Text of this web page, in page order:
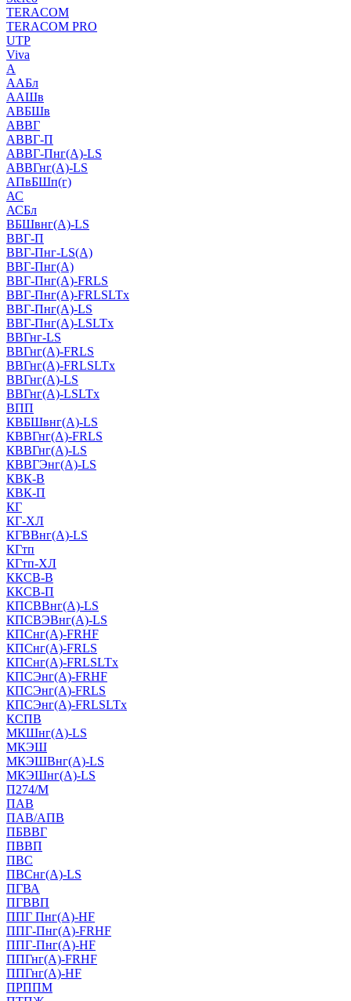
TERACOM
TERACOM PRO
UTP
Viva
А
ААБл
ААШв
АВБШв
АВВГ
АВВГ-П
АВВГ-Пнг(А)-LS
АВВГнг(А)-LS
АПвБШп(г)
АС
АСБл
ВБШвнг(А)-LS
ВВГ-П
ВВГ-Пнг-LS(А)
ВВГ-Пнг(А)
ВВГ-Пнг(А)-FRLS
ВВГ-Пнг(А)-FRLSLTx
ВВГ-Пнг(А)-LS
ВВГ-Пнг(А)-LSLTx
ВВГнг-LS
ВВГнг(А)-FRLS
ВВГнг(А)-FRLSLTx
ВВГнг(А)-LS
ВВГнг(А)-LSLTx
ВПП
КВБШвнг(А)-LS
КВВГнг(А)-FRLS
КВВГнг(А)-LS
КВВГЭнг(А)-LS
КВК-В
КВК-П
КГ
КГ-ХЛ
КГВВнг(А)-LS
КГтп
КГтп-ХЛ
ККСВ-В
ККСВ-П
КПСВВнг(А)-LS
КПСВЭВнг(А)-LS
КПСнг(А)-FRHF
КПСнг(А)-FRLS
КПСнг(А)-FRLSLTx
КПСЭнг(А)-FRHF
КПСЭнг(А)-FRLS
КПСЭнг(А)-FRLSLTx
КСПВ
МКШнг(А)-LS
МКЭШ
МКЭШВнг(А)-LS
МКЭШнг(А)-LS
П274/М
ПАВ
ПАВ/АПВ
ПБВВГ
ПВВП
ПВС
ПВСнг(А)-LS
ПГВА
ПГВВП
ППГ Пнг(А)-HF
ППГ-Пнг(А)-FRHF
ППГ-Пнг(А)-HF
ППГнг(А)-FRHF
ППГнг(А)-HF
ПРППМ